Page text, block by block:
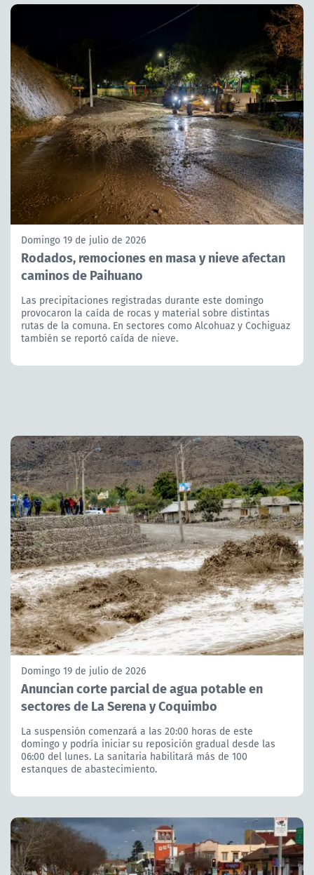
Domingo 19 de julio de 2026
Rodados, remociones en masa y nieve afectan
caminos de Paihuano
Las precipitaciones registradas durante este domingo
provocaron la caída de rocas y material sobre distintas
rutas de la comuna. En sectores como Alcohuaz y Cochiguaz
también se reportó caída de nieve.
Domingo 19 de julio de 2026
Anuncian corte parcial de agua potable en
sectores de La Serena y Coquimbo
La suspensión comenzará a las 20:00 horas de este
domingo y podría iniciar su reposición gradual desde las
06:00 del lunes. La sanitaria habilitará más de 100
estanques de abastecimiento.